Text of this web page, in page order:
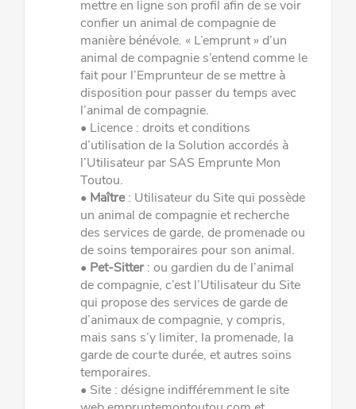
mettre en ligne son profil afin de se voir
confier un animal de compagnie de
manière bénévole. « L’emprunt » d’un
animal de compagnie s’entend comme le
faitpour l’Emprunteur de se mettre à
disposition pour passer du temps avec
l’animal de compagnie.
• Licence : droits et conditions
d’utilisation de la Solution accordés à
l’Utilisateur par SAS Emprunte Mon
Toutou.
• Maître : Utilisateur du Site qui possède
un animal de compagnie et recherche
des services de garde, de promenade ou
de soins temporaires pour son animal.
• Pet-Sitter : ou gardien du de l’animal
de compagnie, c’est l’Utilisateur du Site
qui propose des services de garde de
d’animaux de compagnie, y compris,
mais sans s’y limiter, la promenade, la
garde de courte durée, et autres soins
temporaires.
• Site : désigne indifféremment le site